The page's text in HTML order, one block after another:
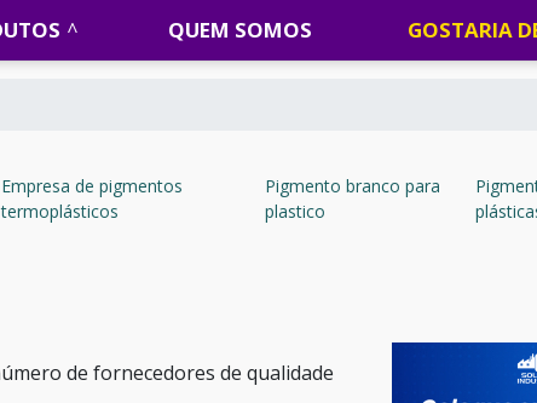
QUEM SOMOS GOSTARIA
Empresa de pigmentos
termoplásticos
Pigmento branco para
plastico
de fornecedores de qualidade